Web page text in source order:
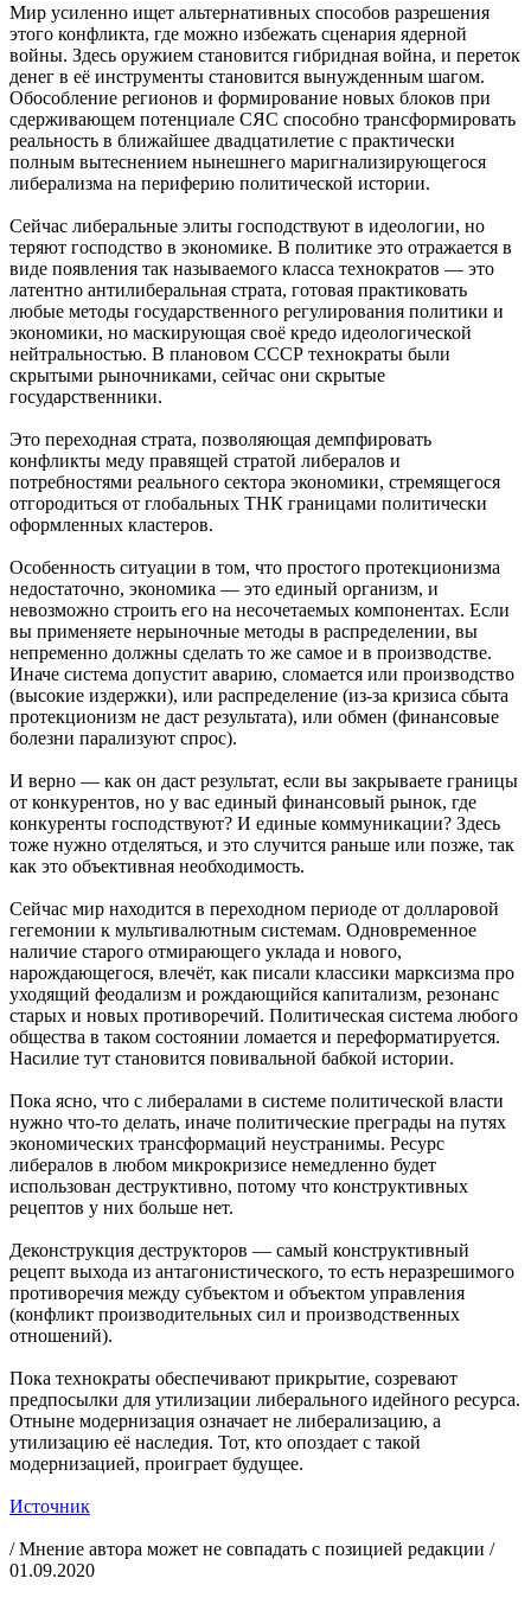
Мир усиленно ищет альтернативных способов разрешения
этого конфликта, где можно избежать сценария ядерной
войны. Здесь оружием становится гибридная война, и переток
денег в её инструменты становится вынужденным шагом.
Обособление регионов и формирование новых блоков при
сдерживающем потенциале СЯС способно трансформировать
реальность в ближайшее двадцатилетие с практически
полным вытеснением нынешнего маригнализирующегося
либерализма на периферию политической истории.
Сейчас либеральные элиты господствуют в идеологии, но
теряют господство в экономике. В политике это отражается в
виде появления так называемого класса технократов — это
латентно антилиберальная страта, готовая практиковать
любые методы государственного регулирования политики и
экономики, но маскирующая своё кредо идеологической
нейтральностью. В плановом СССР технократы были
скрытыми рыночниками, сейчас они скрытые
государственники.
Это переходная страта, позволяющая демпфировать
конфликты меду правящей стратой либералов и
потребностями реального сектора экономики, стремящегося
отгородиться от глобальных ТНК границами политически
оформленных кластеров.
Особенность ситуации в том, что простого протекционизма
недостаточно, экономика — это единый организм, и
невозможно строить его на несочетаемых компонентах. Если
вы применяете нерыночные методы в распределении, вы
непременно должны сделать то же самое и в производстве.
Иначе система допустит аварию, сломается или производство
(высокие издержки), или распределение (из-за кризиса сбыта
протекционизм не даст результата), или обмен (финансовые
болезни парализуют спрос).
И верно — как он даст результат, еcли вы закрываете границы
от конкурентов, но у вас единый финансовый рынок, где
конкуренты господствуют? И единые коммуникации? Здесь
тоже нужно отделяться, и это случится раньше или позже, так
как это объективная необходимость.
Сейчас мир находится в переходном периоде от долларовой
гегемонии к мультивалютным системам. Одновременное
наличие старого отмирающего уклада и нового,
нарождающегося, влечёт, как писали классики марксизма про
уходящий феодализм и рождающийся капитализм, резонанс
старых и новых противоречий. Политическая система любого
общества в таком состоянии ломается и переформатируется.
Насилие тут становится повивальной бабкой истории.
Пока ясно, что с либералами в системе политической власти
нужно что-то делать, иначе политические преграды на путях
экономических трансформаций неустранимы. Ресурс
либералов в любом микрокризисе немедленно будет
использован деструктивно, потому что конструктивных
рецептов у них больше нет.
Деконструкция деструкторов — самый конструктивный
рецепт выхода из антагонистического, то есть неразрешимого
противоречия между субъектом и объектом управления
(конфликт производительных сил и производственных
отношений).
Пока технократы обеспечивают прикрытие, созревают
предпосылки для утилизации либерального идейного ресурса.
Отныне модернизация означает не либерализацию, а
утилизацию её наследия. Тот, кто опоздает с такой
модернизацией, проиграет будущее.
Источник
/ Мнение автора может не совпадать с позицией редакции /
01.09.2020